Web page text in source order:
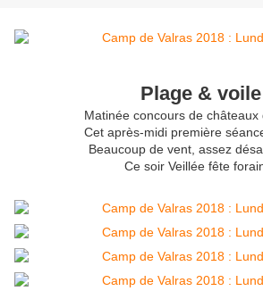
Plage & voile
Matinée concours de châteaux
Cet après-midi première
Beaucoup de vent, assez
Ce soir Veillée fête